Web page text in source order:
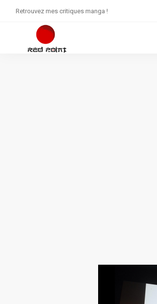
Retrouvez mes critiques manga !